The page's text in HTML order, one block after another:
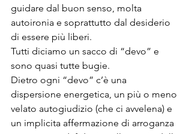
guidare dal buon senso, molta
autoironia e soprattutto dal desiderio
di essere più liberi.
Tutti diciamo un sacco di “devo” e
sono quasi tutte bugie.
Dietro ogni “devo” c’è una
dispersione energetica, un più o meno
velato autogiudizio (che ci avvelena) e
un implicita affermazione di arroganza